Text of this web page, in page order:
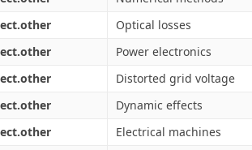
Optical losses
Power electronics
Distorted grid voltage
Dynamic effects
Electrical machines